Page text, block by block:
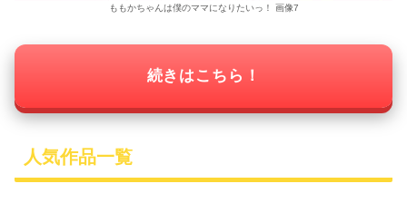
ももかちゃんは僕のママになりたいっ！ 画像7
続きはこちら！
人気作品一覧